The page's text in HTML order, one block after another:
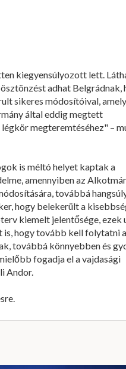
kiegyensúlyozott lett.
adhat Belgrádnak,
sikeres módosítóival,
által eddig megtett
megteremtéséhez" –
is méltó helyet kaptak a
amennyiben az
továbbá
hogy belekerült a
kiemelt jelentősége, ezek
is, hogy tovább kell folytatni a
továbbá könnyebben és
fogadja el a vajdasági
Andor.